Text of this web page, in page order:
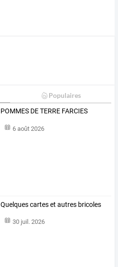
Populaires
POMMES DE TERRE FARCIES
6 août 2026
Quelques cartes et autres bricoles
30 juil. 2026